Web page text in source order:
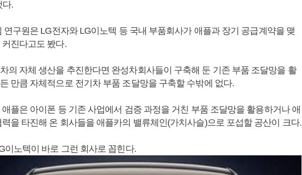
다.
연구원은 LG전자와 LG이노텍 등 국내 부품회사가 애플과 장기 공급계약을 맺
진다고도 봤다.
의 자체 생산을 추진한다면 완성차회사들이 구축해 둔 기존 부품 조달망을 활
만큼 자체적으로 전기차 부품 조달망을 구축할 수밖에 없다.
플은 아이폰 등 기존 사업에서 검증 과정을 거친 부품 조달망을 활용하거나 애
을 타진해 온 회사들을 애플카의 밸류체인(가치사슬)으로 포섭할 공산이 크다.
이노텍이 바로 그런 회사로 꼽힌다.